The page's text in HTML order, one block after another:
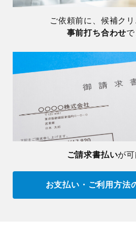
ご依頼前に、候補ク
事前打ち合わせ
ご請求書払いが
お支払い・ご利用方法